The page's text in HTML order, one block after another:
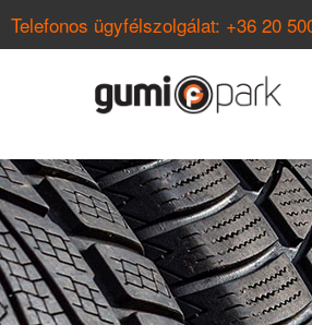
Telefonos ügyfélszolgálat: +36 20